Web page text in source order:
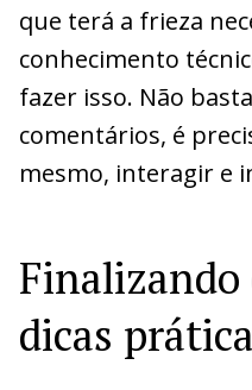
que terá a frieza
conhecimento
fazer isso. Não
comentários, é
mesmo, interagir e
Finalizando
dicas